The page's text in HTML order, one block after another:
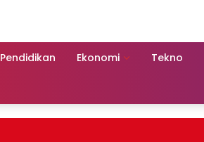
Pendidikan Ekonomi Tekno